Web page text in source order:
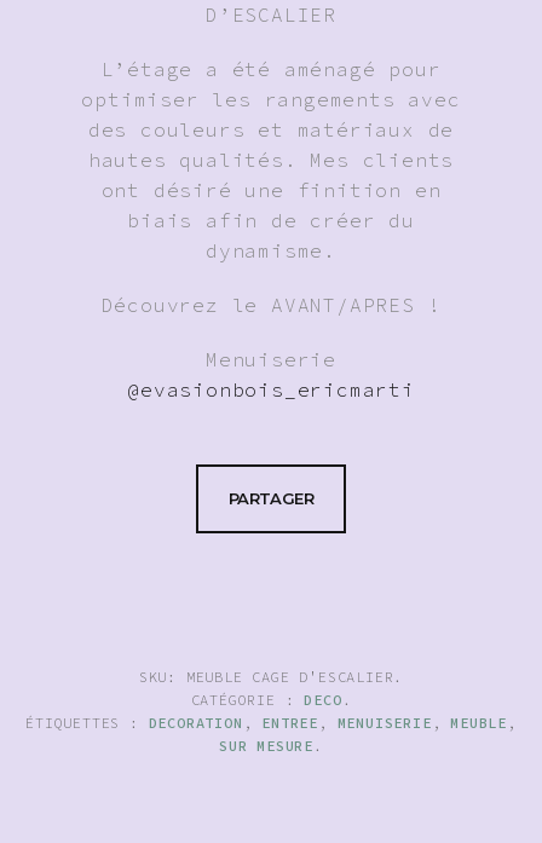
D’ESCALIER
L’étage a été aménagé pour
optimiser les rangements avec
des couleurs et matériaux de
hautes qualités. Mes clients
ont désiré une finition en
biais afin de créer du
dynamisme.
Découvrez le AVANT/APRES !
Menuiserie
@evasionbois_ericmarti
PARTAGER
SKU: MEUBLE CAGE D'ESCALIER .
CATÉGORIE :DECO .
ÉTIQUETTES : DECORATION , ENTREE , MENUISERIE ,MEUBLE ,
SUR MESURE .